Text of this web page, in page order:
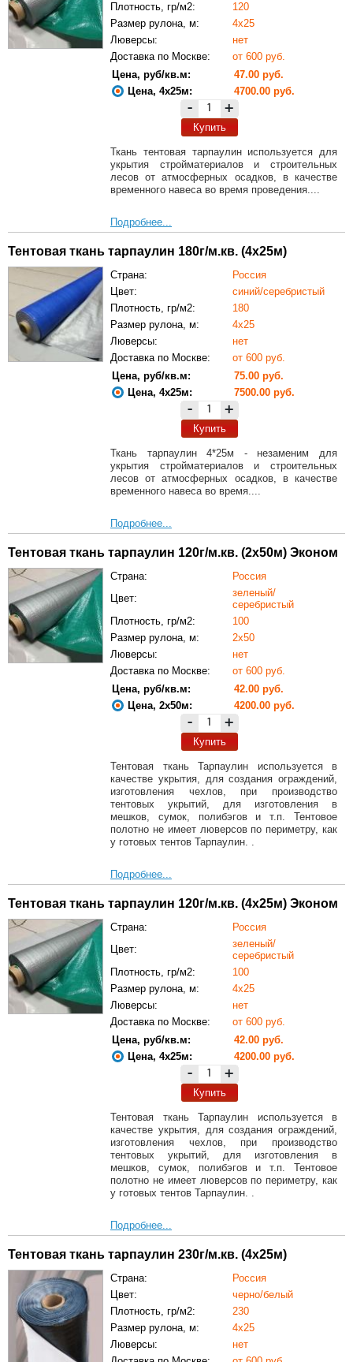
Плотность, гр/м2:
120
Размер рулона, м:
4х25
Люверсы:
нет
Доставка по Москве:
от 600 руб.
Цена, руб/кв.м:
47.00 руб.
Цена, 4х25м:
4700.00 руб.
- +
Купить
Ткань тентовая тарпаулин используется для
укрытия стройматериалов и строительных
лесов от атмосферных осадков, в качестве
временного навеса во время проведения....
Подробнее...
Тентовая ткань тарпаулин 180г/м.кв. (4х25м)
Страна:
Россия
Цвет:
синий/серебристый
Плотность, гр/м2:
180
Размер рулона, м:
4х25
Люверсы:
нет
Доставка по Москве:
от 600 руб.
Цена, руб/кв.м:
75.00 руб.
Цена, 4х25м:
7500.00 руб.
- +
Купить
Ткань тарпаулин 4*25м - незаменим для
укрытия стройматериалов и строительных
лесов от атмосферных осадков, в качестве
временного навеса во время....
Подробнее...
Тентовая ткань тарпаулин 120г/м.кв. (2х50м) Эконом
Страна:
Россия
Цвет:
зеленый/
серебристый
Плотность, гр/м2:
100
Размер рулона, м:
2х50
Люверсы:
нет
Доставка по Москве:
от 600 руб.
Цена, руб/кв.м:
42.00 руб.
Цена, 2х50м:
4200.00 руб.
- +
Купить
Тентовая ткань Тарпаулин используется в
качестве укрытия, для создания ограждений,
изготовления чехлов, при производство
тентовых укрытий, для изготовления в
мешков, сумок, полибэгов и т.п. Тентовое
полотно не имеет люверсов по периметру, как
у готовых тентов Тарпаулин. .
Подробнее...
Тентовая ткань тарпаулин 120г/м.кв. (4х25м) Эконом
Страна:
Россия
Цвет:
зеленый/
серебристый
Плотность, гр/м2:
100
Размер рулона, м:
4х25
Люверсы:
нет
Доставка по Москве:
от 600 руб.
Цена, руб/кв.м:
42.00 руб.
Цена, 4х25м:
4200.00 руб.
- +
Купить
Тентовая ткань Тарпаулин используется в
качестве укрытия, для создания ограждений,
изготовления чехлов, при производство
тентовых укрытий, для изготовления в
мешков, сумок, полибэгов и т.п. Тентовое
полотно не имеет люверсов по периметру, как
у готовых тентов Тарпаулин. .
Подробнее...
Тентовая ткань тарпаулин 230г/м.кв. (4х25м)
Страна:
Россия
Цвет:
черно/белый
Плотность, гр/м2:
230
Размер рулона, м:
4х25
Люверсы:
нет